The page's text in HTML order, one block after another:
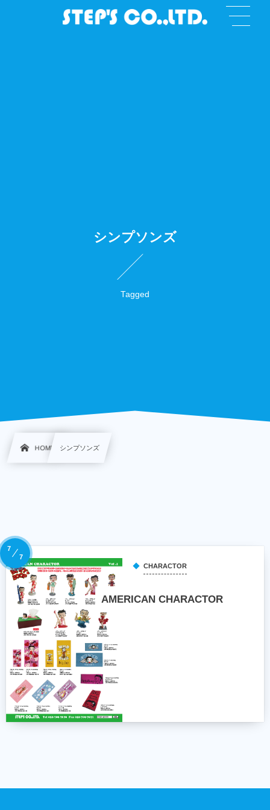
シンプソンズ
Tagged
HOME シンプソンズ
CHARACTOR
AMERICAN CHARACTOR
7
7